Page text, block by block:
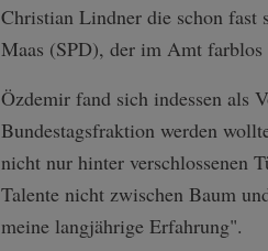
Christian Lindner die schon fast
Maas (SPD), der im Amt farblos
Özdemir fand sich indessen als
Bundestagsfraktion werden
nicht nur hinter verschlossenen
Talente nicht zwischen Baum
meine langjährige Erfahrung".